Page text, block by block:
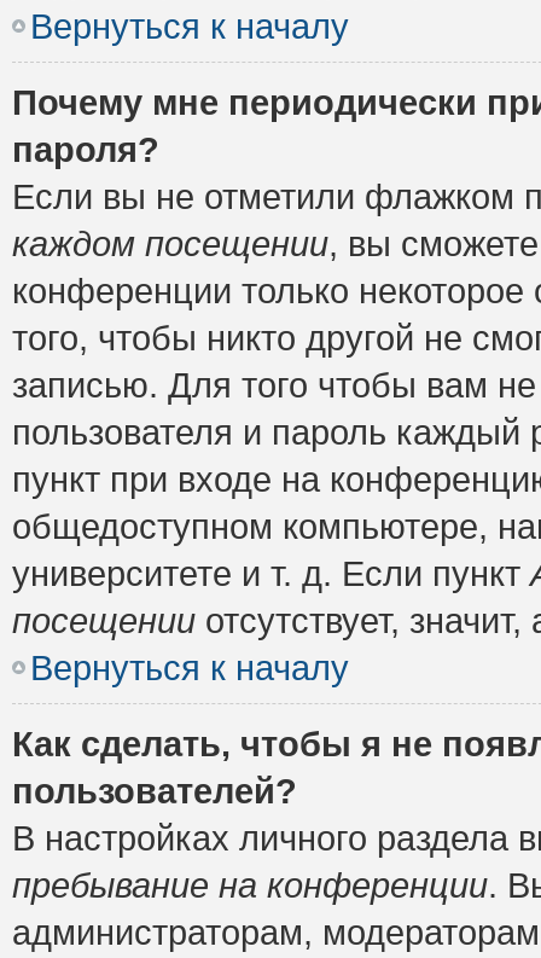
Вернуться к началу
Почему мне периодически
пароля?
Если вы не отметили флажком
каждом посещении, вы
конференции только
того, чтобы никто другой не
записью. Для того чтобы вам
пользователя и пароль
пункт при входе на
общедоступном компьютере,
университете и т. д. Если пункт
посещении отсутствует,
Вернуться к началу
Как сделать, чтобы я не
пользователей?
В настройках личного
пребывание на конференции.
администраторам,